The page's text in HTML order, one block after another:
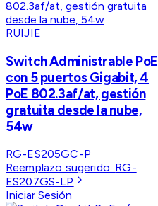
RUIJIE
Switch Administrable PoE
con 5 puertos Gigabit, 4
PoE 802.3af/at, gestión
gratuita desde la nube,
54w
RG-ES205GC-P
Reemplazo sugerido: RG-
ES207GS-LP
Iniciar Sesión